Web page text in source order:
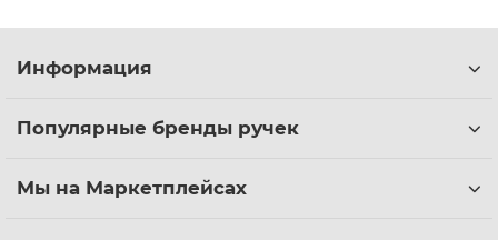
Информация
Популярные бренды ручек
Мы на Маркетплейсах